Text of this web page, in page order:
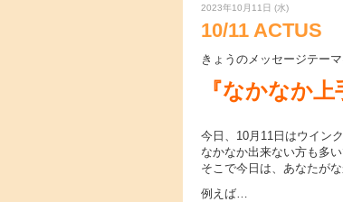
2023年10月11日 (水)
10/11 ACTUS
きょうのメッセージテー
『なかなか
今日、10月11日はウイン
なかなか出来ない方も多い
そこで今日は、あなたが
例えば…